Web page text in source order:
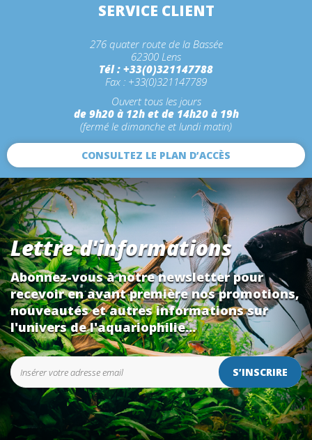
SERVICE CLIENT
276 quater route de la Bassée
62300 Lens
Tél : +33(0)321147788
Fax : +33(0)321147789
Ouvert tous les jours
de 9h20 à 12h et de 14h20 à 19h
(fermé le dimanche et lundi matin)
CONSULTEZ LE PLAN D’ACCÈS
Lettre d'informations
Abonnez-vous à notre newsletter pour
recevoir en avant première nos promotions,
nouveautés et autres informations sur
l'univers de l'aquariophilie...
S’INSCRIRE